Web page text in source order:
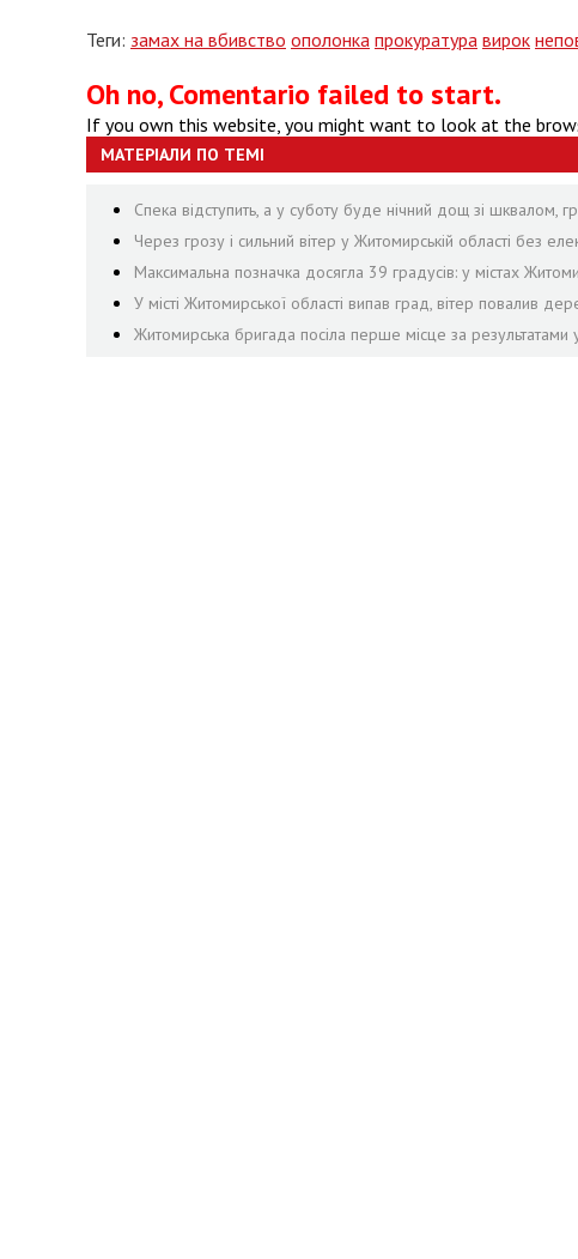
Теги: замах на вбивство ополонка прокуратура вирок
Oh no, Comentario failed to start.
If you own this website, you might want to look at the
МАТЕРІАЛИ ПО ТЕМІ
Спека відступить, а у суботу буде нічний дощ зі шквалом,
Через грозу і сильний вітер у Житомирській області без
Максимальна позначка досягла 39 градусів: у містах
У місті Житомирської області випав град, вітер повалив
Житомирська бригада посіла перше місце за результатами